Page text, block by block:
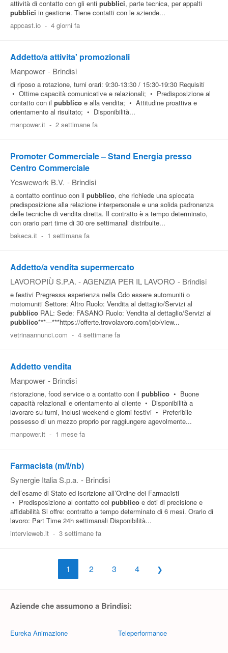
attività di contatto con gli enti pubblici, parte tecnica, per appalti
pubblici in gestione. Tiene contatti con le aziende...
appcast.io - 4 giorni fa
Addetto/a attivita' promozionali
Manpower - Brindisi
di riposo a rotazione, turni orari: 9:30-13:30 / 15:30-19:30 Requisiti
• Ottime capacità comunicative e relazionali; • Predisposizione al
contatto con il pubblico e alla vendita; • Attitudine proattiva e
orientamento al risultato; • Disponibilità...
manpower.it - 2 settimane fa
Promoter Commerciale – Stand Energia presso
Centro Commerciale
Yeswework B.V. - Brindisi
a contatto continuo con il pubblico, che richiede una spiccata
predisposizione alla relazione interpersonale e una solida padronanza
delle tecniche di vendita diretta. Il contratto è a tempo determinato,
con orario part time di 30 ore settimanali distribuite...
bakeca.it - 1 settimana fa
Addetto/a vendita supermercato
LAVOROPIÙ S.P.A. - AGENZIA PER IL LAVORO - Brindisi
e festivi Pregressa esperienza nella Gdo essere automuniti o
motomuniti Settore: Altro Ruolo: Vendita al dettaglio/Servizi al
pubblico RAL: Sede: FASANO Ruolo: Vendita al dettaglio/Servizi al
pubblico***---***https://offerte.trovolavoro.com/job/view...
vetrinaannunci.com - 4 settimane fa
Addetto vendita
Manpower - Brindisi
ristorazione, food service o a contatto con il pubblico • Buone
capacità relazionali e orientamento al cliente • Disponibilità a
lavorare su turni, inclusi weekend e giorni festivi • Preferibile
possesso di un mezzo proprio per raggiungere agevolmente...
manpower.it - 1 mese fa
Farmacista (m/f/nb)
Synergie Italia S.p.a. - Brindisi
dell’esame di Stato ed iscrizione all’Ordine dei Farmacisti
• Predisposizione al contatto col pubblico e doti di precisione e
affidabilità Si offre: contratto a tempo determinato di 6 mesi. Orario di
lavoro: Part Time 24h settimanali Disponibilità...
intervieweb.it - 3 settimane fa
1 2 3 4
Aziende che assumono a Brindisi:
Eureka Animazione Teleperformance